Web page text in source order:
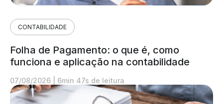
CONTABILIDADE
Folha de Pagamento: o que é, como
funciona e aplicação na contabilidade
07/08/2026 6min 47s de leitura